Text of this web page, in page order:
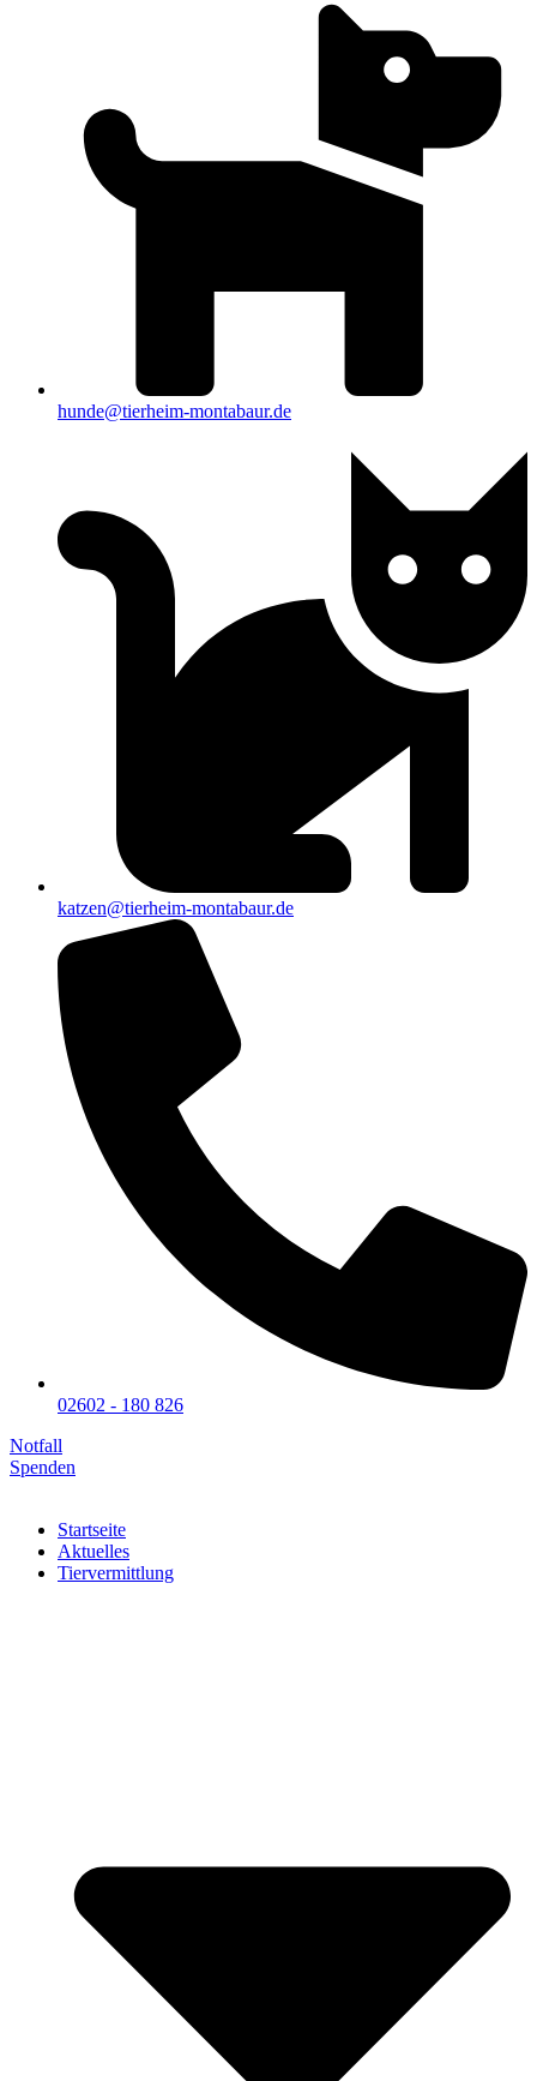
hunde@tierheim-montabaur.de
katzen@tierheim-montabaur.de
02602 - 180 826
Notfall
Spenden
Startseite
Aktuelles
Tiervermittlung